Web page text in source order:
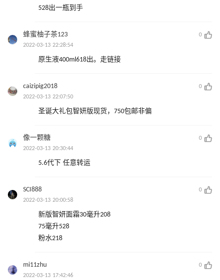
528出一瓶到手
蜂蜜柚子茶123
0
2022-03-13 22:28:54
原生液400ml618出。走链接
caizipig2018
0
2022-03-13 22:07:50
圣诞大礼包智妍版现货，750包邮非偏
像一颗糖
0
2022-03-13 20:30:44
5.6代下 任意转运
SCI888
0
2022-03-13 20:00:58
新版智妍面霜30毫升208
75毫升528
粉水218
mi11zhu
0
2022-03-13 17:42:46